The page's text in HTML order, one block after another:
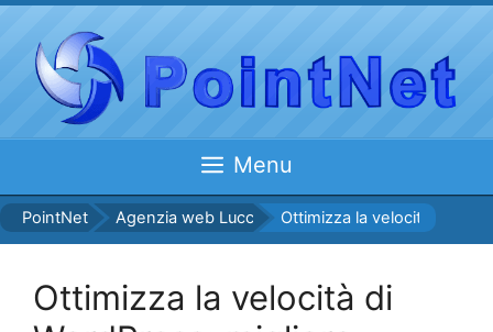
contenuto
Menu
PointNet Agenzia web Lucca: i servizi offerti.
Ottimizza la velocità di
Ottimizza la velocità di